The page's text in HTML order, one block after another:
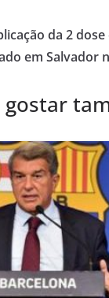
da 2 dose
em Salvador
gostar